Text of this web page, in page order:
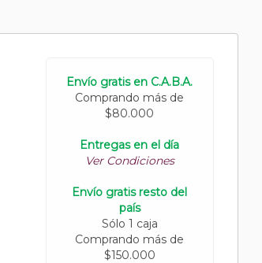
Envío gratis en C.A.B.A.
Comprando más de
$80.000
Entregas en el día
Ver Condiciones
Envío gratis resto del
país
Sólo 1 caja
Comprando más de
$150.000